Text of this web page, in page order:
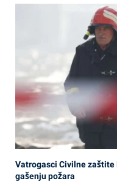
Vatrogasci Civilne zaštite
gašenju požara